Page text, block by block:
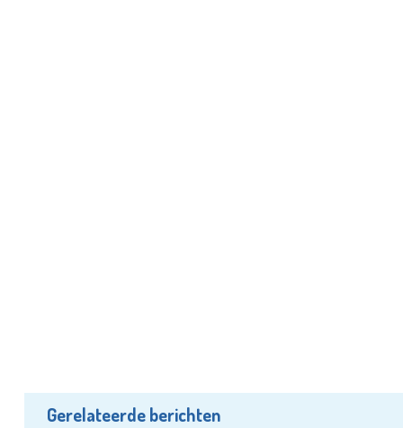
Gerelateerde berichten